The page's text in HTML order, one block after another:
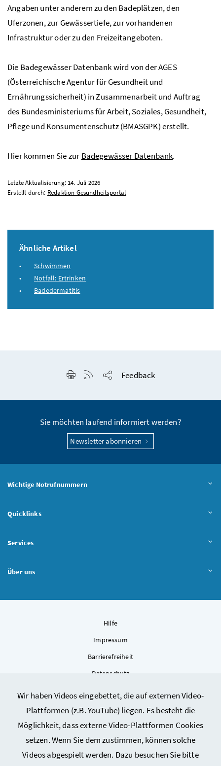
Wir haben Videos eingebettet, die auf externen Video-
Plattformen (z.B. YouTube) liegen. Es besteht die
Möglichkeit, dass externe Video-Plattformen Cookies
setzen. Wenn Sie dem zustimmen, können solche
Videos abgespielt werden. Dazu besuchen Sie bitte
Angaben unter anderem zu den Badeplätzen, den
Uferzonen, zur Gewässertiefe, zur vorhandenen
Infrastruktur oder zu den Freizeitangeboten.
Die Badegewässer Datenbank wird von der AGES
(Österreichische Agentur für Gesundheit und
Ernährungssicherheit) in Zusammenarbeit und Auftrag
des Bundesministeriums für Arbeit, Soziales, Gesundheit,
Pflege und Konsumentenschutz (BMASGPK) erstellt.
Hier kommen Sie zur Badegewässer Datenbank.
Letzte Aktualisierung: 14. Juli 2026
Erstellt durch: Redaktion Gesundheitsportal
Ähnliche Artikel
Schwimmen
Notfall: Ertrinken
Badedermatitis
Seite drucken
RSS-Feed anzeigen
Feedback
Sie möchten laufend informiert werden?
Newsletter abonnieren
Wichtige Notrufnummern
Quicklinks
Services
Über uns
Hilfe
Impressum
Barrierefreiheit
Datenschutz
Sitemap
Cookie-Einstellungen